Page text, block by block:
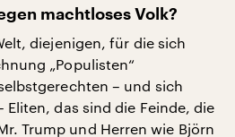
machtloses Volk?
diejenigen, für die sich
„Populisten“
– und sich
das sind die Feinde, die
Trump und Herren wie Björn